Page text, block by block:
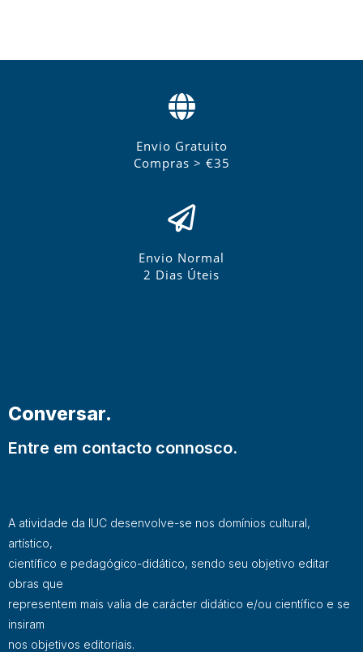
Envio Gratuito
Compras > €35
Envio Normal
2 Dias Úteis
Conversar.
Entre em contacto connosco.
A atividade da IUC desenvolve-se nos domínios cultural,
artístico,
científico e pedagógico-didático, sendo seu objetivo editar
obras que
representem mais valia de carácter didático e/ou científico e se
insiram
nos objetivos editoriais.